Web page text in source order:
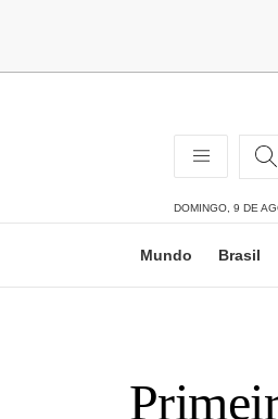
DOMINGO, 9 DE
Mundo Brasil